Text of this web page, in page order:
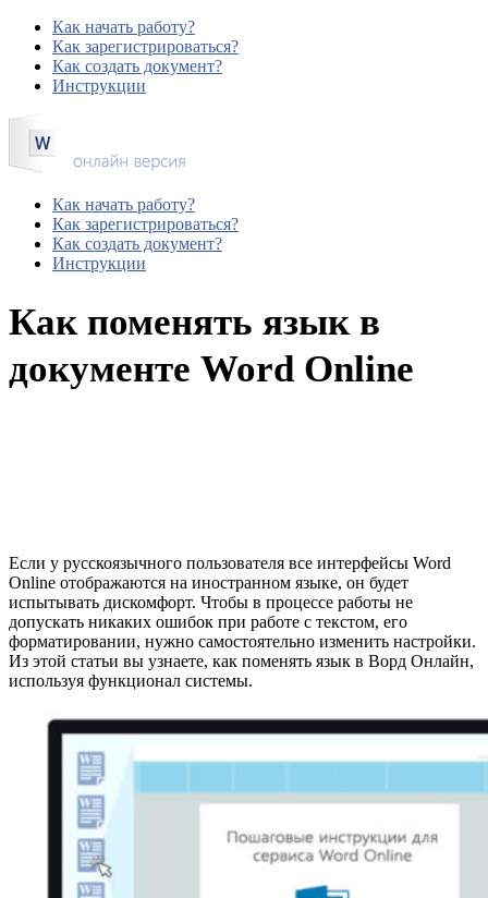
Как начать работу?
Как зарегистрироваться?
Как создать документ?
Инструкции
Как начать работу?
Как зарегистрироваться?
Как создать документ?
Инструкции
Как поменять язык в
документе Word Online
Если у русскоязычного пользователя все интерфейсы Word
Online отображаются на иностранном языке, он будет
испытывать дискомфорт. Чтобы в процессе работы не
допускать никаких ошибок при работе с текстом, его
форматировании, нужно самостоятельно изменить настройки.
Из этой статьи вы узнаете, как поменять язык в Ворд Онлайн,
используя функционал системы.